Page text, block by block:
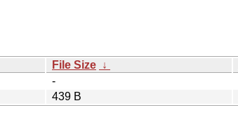
File Size ↓
-
439 B